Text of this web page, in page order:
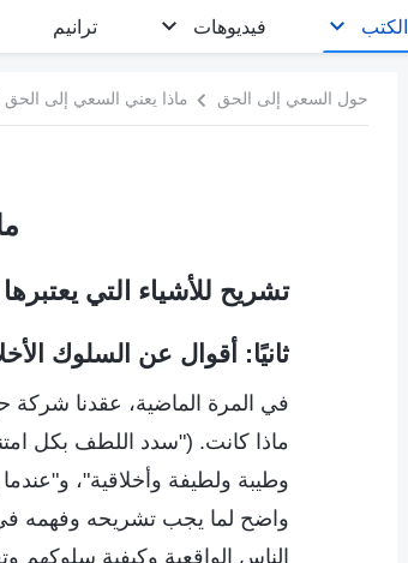
الكتب فيديوهات ترانيم
حول السعي إلى الحق ماذا يعني السعي إلى الحق
تشريح للأشياء التي
ثانيًا: أقوال عن السلوك
في المرة الماضية، عقدنا شركة
ماذا كانت. ("سدد اللطف بكل
وطيبة ولطيفة وأخلاقية"،
واضح لما يجب تشريحه وفهمه في
الناس الواقعية وكيفية سلوكهم